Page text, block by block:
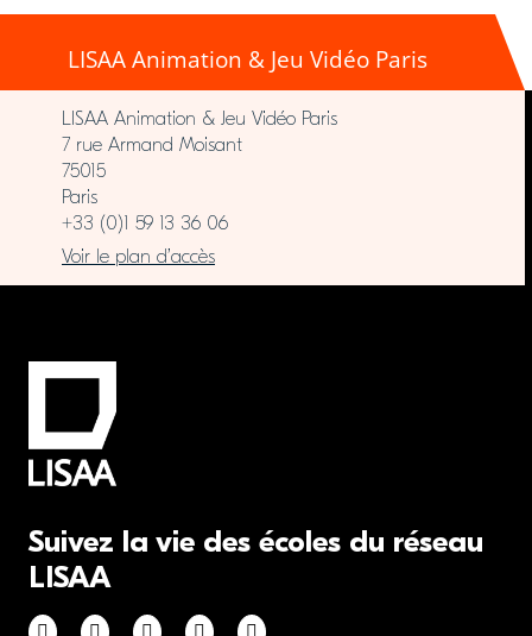
LISAA Animation & Jeu Vidéo Paris
LISAA Animation & Jeu Vidéo Paris
7 rue Armand Moisant
75015
Paris
+33 (0)1 59 13 36 06
Voir le plan d’accès
Suivez la vie des écoles du réseau
LISAA